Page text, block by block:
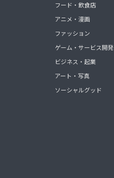
フード・飲食店
アニメ・漫画
ファッション
ゲーム・サービス開発
ビジネス・起業
アート・写真
ソーシャルグッド